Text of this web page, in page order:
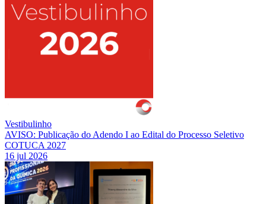
Vestibulinho
AVISO: Publicação do Adendo I ao Edital do Processo Seletivo
COTUCA 2027
16 jul 2026